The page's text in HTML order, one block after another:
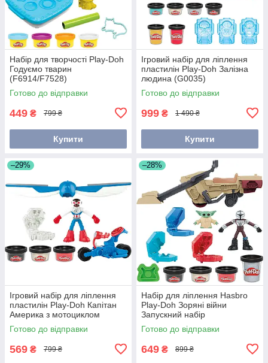
Набір для творчості Play-Doh
Годуємо тварин
(F6914/F7528)
Готово до відправки
449 ₴ 799 ₴
Купити
Ігровий набір для ліплення
пластилін Play-Doh Залізна
людина (G0035)
Готово до відправки
999 ₴ 1 490 ₴
Купити
–29%
Ігровий набір для ліплення
пластилін Play-Doh Капітан
Америка з мотоциклом
G0555
Готово до відправки
569 ₴ 799 ₴
–28%
Набір для ліплення Hasbro
Play-Doh Зоряні війни
Запускний набір
Мандалорця! (G1582)
Готово до відправки
649 ₴ 899 ₴